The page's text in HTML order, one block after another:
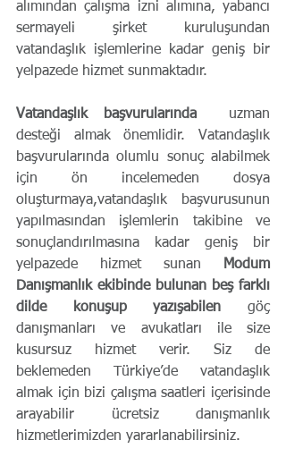
alımından çalışma izni alımına, yabancı
sermayeli şirket kuruluşundan
vatandaşlık işlemlerine kadar geniş bir
yelpazede hizmet sunmaktadır.
Vatandaşlık başvurularında
uzman
desteği almak önemlidir. Vatandaşlık
başvurularında olumlu sonuç alabilmek
için ön incelemeden dosya
oluşturmaya,vatandaşlık başvurusunun
yapılmasından işlemlerin takibine ve
sonuçlandırılmasına kadar geniş bir
yelpazede hizmet sunan Modum
Danışmanlık ekibinde bulunan beş farklı
dilde konuşup yazışabilen göç
danışmanları ve avukatları ile size
kusursuz hizmet verir. Siz de
beklemeden Türkiye’de vatandaşlık
almak için bizi çalışma saatleri içerisinde
arayabilir ücretsiz danışmanlık
hizmetlerimizden yararlanabilirsiniz.